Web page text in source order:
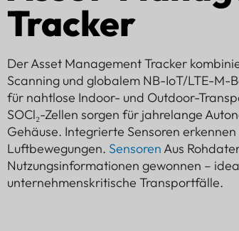
Tracker
Der Asset Management Tracker
Scanning und globalem NB-IoT/LTE-M-
für nahtlose Indoor- und Outdoor-
SOCl₂-Zellen sorgen für jahrelange
Gehäuse. Integrierte Sensoren
Luftbewegungen. Sensoren Aus
Nutzungsinformationen gewonnen –
unternehmenskritische Transportfälle.